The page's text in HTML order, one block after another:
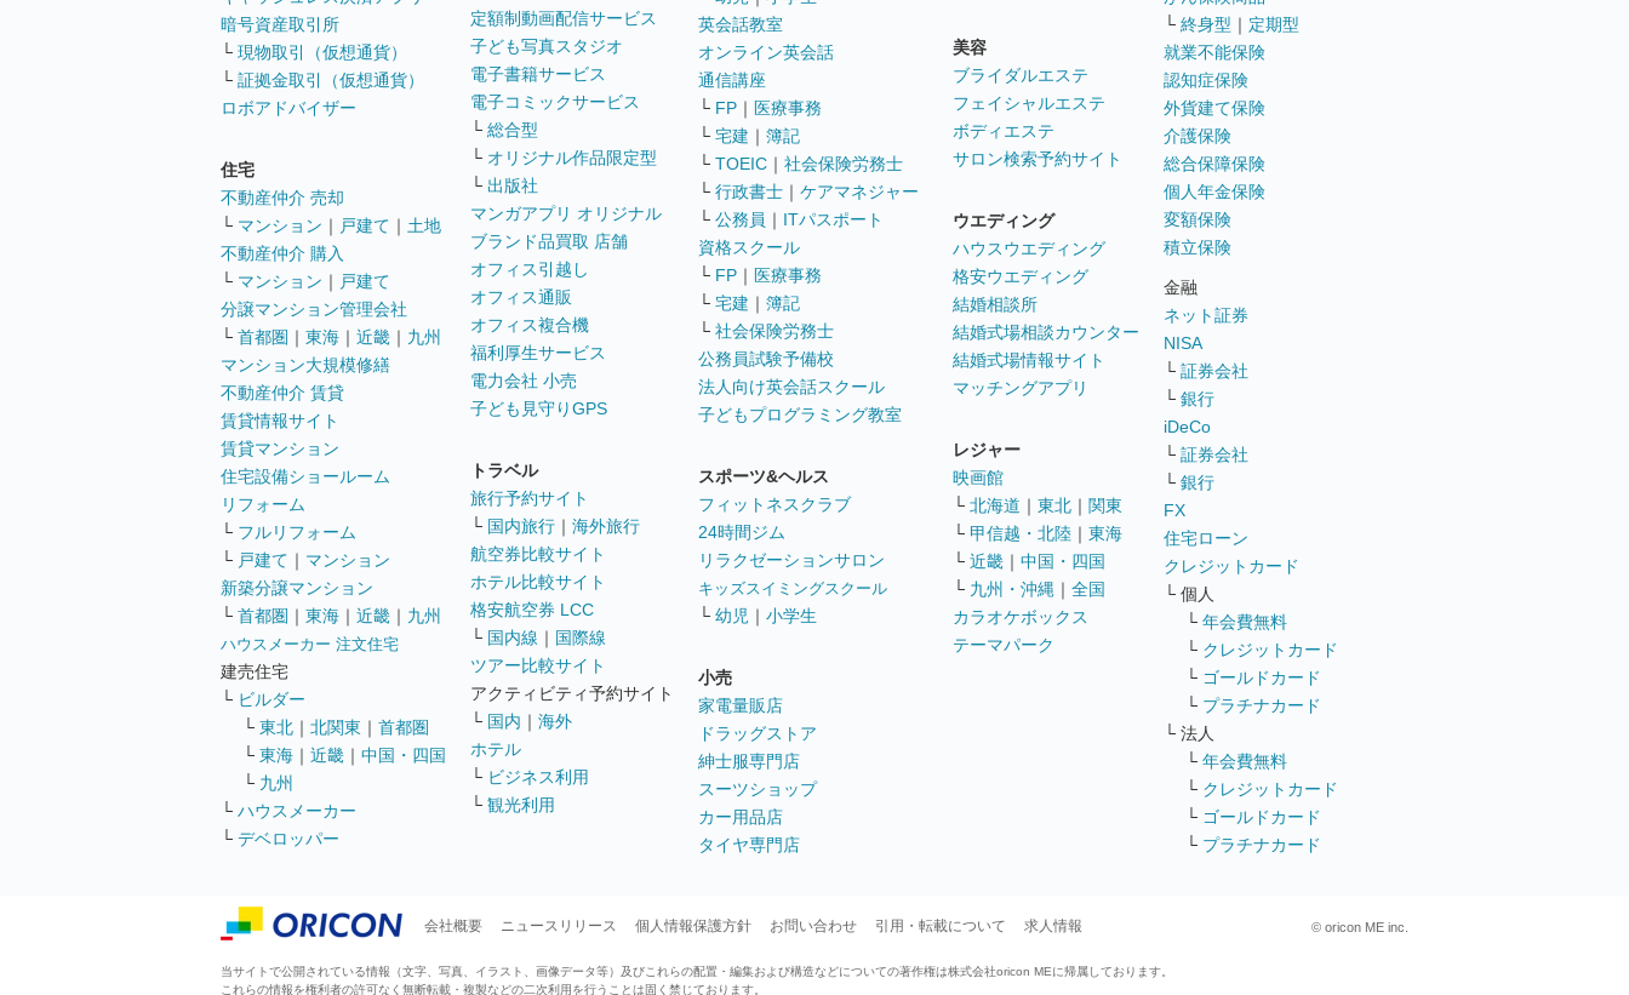
暗号資産取引所
└ 現物取引（仮想通貨）
└ 証拠金取引（仮想通貨）
ロボアドバイザー
住宅
不動産仲介 売却
└ マンション ｜ 戸建て ｜ 土地
不動産仲介 購入
└ マンション ｜ 戸建て
分譲マンション管理会社
└ 首都圏 ｜ 東海 ｜ 近畿 ｜ 九州
マンション大規模修繕
不動産仲介 賃貸
賃貸情報サイト
賃貸マンション
住宅設備ショールーム
リフォーム
└ フルリフォーム
└ 戸建て ｜ マンション
新築分譲マンション
└ 首都圏 ｜ 東海 ｜ 近畿 ｜ 九州
ハウスメーカー 注文住宅
建売住宅
└ ビルダー
└ 東北 ｜ 北関東 ｜ 首都圏
└ 東海 ｜ 近畿 ｜ 中国・四国
└ 九州
└ ハウスメーカー
└ デベロッパー
定額制動画配信サービス
子ども写真スタジオ
電子書籍サービス
電子コミックサービス
└ 総合型
└ オリジナル作品限定型
└ 出版社
マンガアプリ オリジナル
ブランド品買取 店舗
オフィス引越し
オフィス通販
オフィス複合機
福利厚生サービス
電力会社 小売
子ども見守りGPS
トラベル
旅行予約サイト
└ 国内旅行 ｜ 海外旅行
航空券比較サイト
ホテル比較サイト
格安航空券 LCC
└ 国内線 ｜ 国際線
ツアー比較サイト
アクティビティ予約サイト
└ 国内 ｜ 海外
ホテル
└ ビジネス利用
└ 観光利用
英会話教室
オンライン英会話
通信講座
└ FP ｜ 医療事務
└ 宅建 ｜ 簿記
└ TOEIC ｜ 社会保険労務士
└ 行政書士 ｜ ケアマネジャー
└ 公務員 ｜ ITパスポート
資格スクール
└ FP ｜ 医療事務
└ 宅建 ｜ 簿記
└ 社会保険労務士
公務員試験予備校
法人向け英会話スクール
子どもプログラミング教室
スポーツ&ヘルス
フィットネスクラブ
24時間ジム
リラクゼーションサロン
キッズスイミングスクール
└ 幼児 ｜ 小学生
小売
家電量販店
ドラッグストア
紳士服専門店
スーツショップ
カー用品店
タイヤ専門店
美容
ブライダルエステ
フェイシャルエステ
ボディエステ
サロン検索予約サイト
ウエディング
ハウスウエディング
格安ウエディング
結婚相談所
結婚式場相談カウンター
結婚式場情報サイト
マッチングアプリ
レジャー
映画館
└ 北海道 ｜ 東北 ｜ 関東
└ 甲信越・北陸 ｜ 東海
└ 近畿 ｜ 中国・四国
└ 九州・沖縄 ｜ 全国
カラオケボックス
テーマパーク
└ 終身型 ｜ 定期型
就業不能保険
認知症保険
外貨建て保険
介護保険
総合保障保険
個人年金保険
変額保険
積立保険
金融
ネット証券
NISA
└ 証券会社
└ 銀行
iDeCo
└ 証券会社
└ 銀行
FX
住宅ローン
クレジットカード
└ 個人
└ 年会費無料
└ クレジットカード
└ ゴールドカード
└ プラチナカード
└ 法人
└ 年会費無料
└ クレジットカード
└ ゴールドカード
└ プラチナカード
会社概要 ニュースリリース 個人情報保護方針 お問い合わせ 引用・転載について 求人情報 © oricon ME inc.
当サイトで公開されている情報（文字、写真、イラスト、画像データ等）及びこれらの配置・編集および構造などについての著作権は株式会社oricon MEに帰属しております。
これらの情報を権利者の許可なく無断転載・複製などの二次利用を行うことは固く禁じております。